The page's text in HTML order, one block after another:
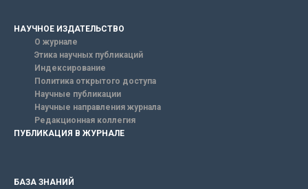
НАУЧНОЕ ИЗДАТЕЛЬСТВО
О журнале
Этика научных публикаций
Индексирование
Политика открытого доступа
Научные публикации
Научные направления журнала
Редакционная коллегия
ПУБЛИКАЦИЯ В ЖУРНАЛЕ
БАЗА ЗНАНИЙ